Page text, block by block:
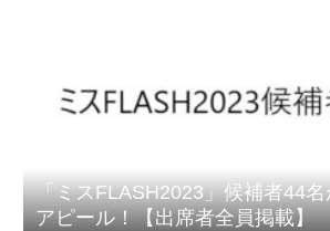
「ミスFLASH2023」候補者44
アピール！【出席者全員掲載】